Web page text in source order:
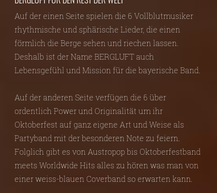
Auf der einen Seite spielen die 6 Vollblutmusiker
rhythmische und sphärische Lieder, die einen
förmlich die Berge sehen und riechen lassen.
Deshalb ist der Name BERGLUFT auch
Lebensgefühl und Mission für die bayerische Band.
Auf der anderen Seite verfügen die 6 über
ordentlich Power und Originalität um ihr
Oktoberfest auf ganz eigene Art und Weise als
Partyband mit der besonderen Note zu feiern.
Folglich gibt es von Austropop bis Oktoberfestband
meets Worldwide Hits alles zu hören was man von
einer weiss-blauen Coverband so erwarten kann.